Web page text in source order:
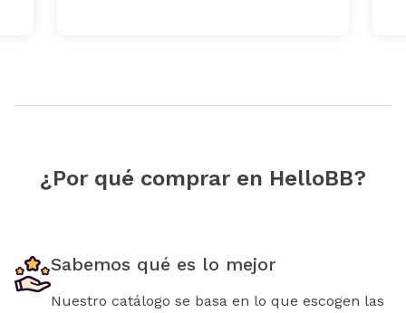
¿Por qué comprar en HelloBB?
Sabemos qué es lo mejor
Nuestro catálogo se basa en lo que escogen las